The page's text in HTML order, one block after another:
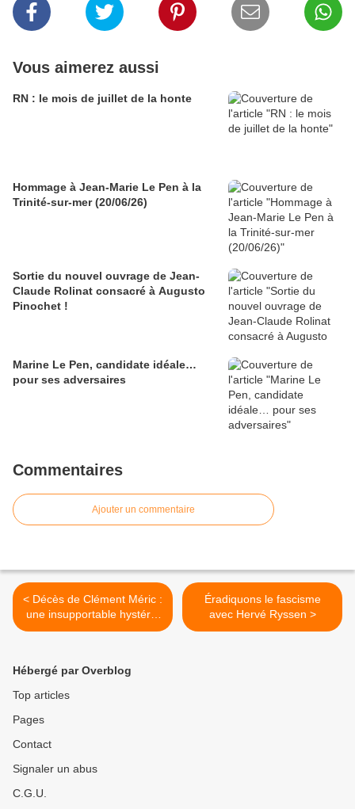
Vous aimerez aussi
RN : le mois de juillet de la honte
Hommage à Jean-Marie Le Pen à la
Trinité-sur-mer (20/06/26)
Sortie du nouvel ouvrage de Jean-
Claude Rolinat consacré à Augusto
Pinochet !
Marine Le Pen, candidate idéale…
pour ses adversaires
Commentaires
Ajouter un commentaire
< Décès de Clément Méric :
une insupportable hystérie
politico-médiatique
Éradiquons le fascisme
avec Hervé Ryssen >
Hébergé par Overblog
Top articles
Pages
Contact
Signaler un abus
C.G.U.